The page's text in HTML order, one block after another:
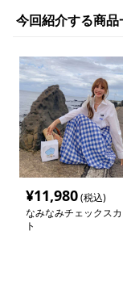
今回紹介する商品
¥11,980(税込)
なみなみチェックス
ト